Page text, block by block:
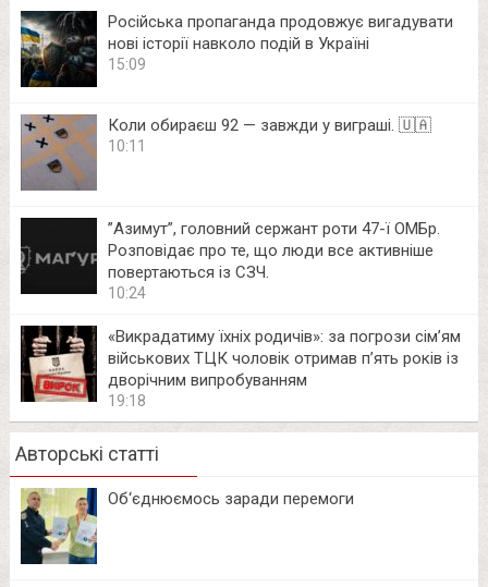
Російська пропаганда продовжує вигадувати
нові історії навколо подій в Україні
15:09
Коли обираєш 92 — завжди у виграші. 🇺🇦
10:11
⁨”Азимут”, головний сержант роти 47-ї ОМБр.
Розповідає про те, що люди все активніше
повертаються із СЗЧ.
10:24
«Викрадатиму їхніх родичів»: за погрози сім’ям
військових ТЦК чоловік отримав п’ять років із
дворічним випробуванням
19:18
Авторські статті
Об‘єднюємось заради перемоги